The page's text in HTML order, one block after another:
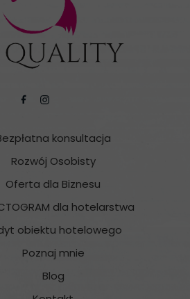
konsultacja
Rozwój Osobisty
Oferta dla Biznesu
dla hotelarstwa
obiektu hotelowego
Poznaj mnie
Blog